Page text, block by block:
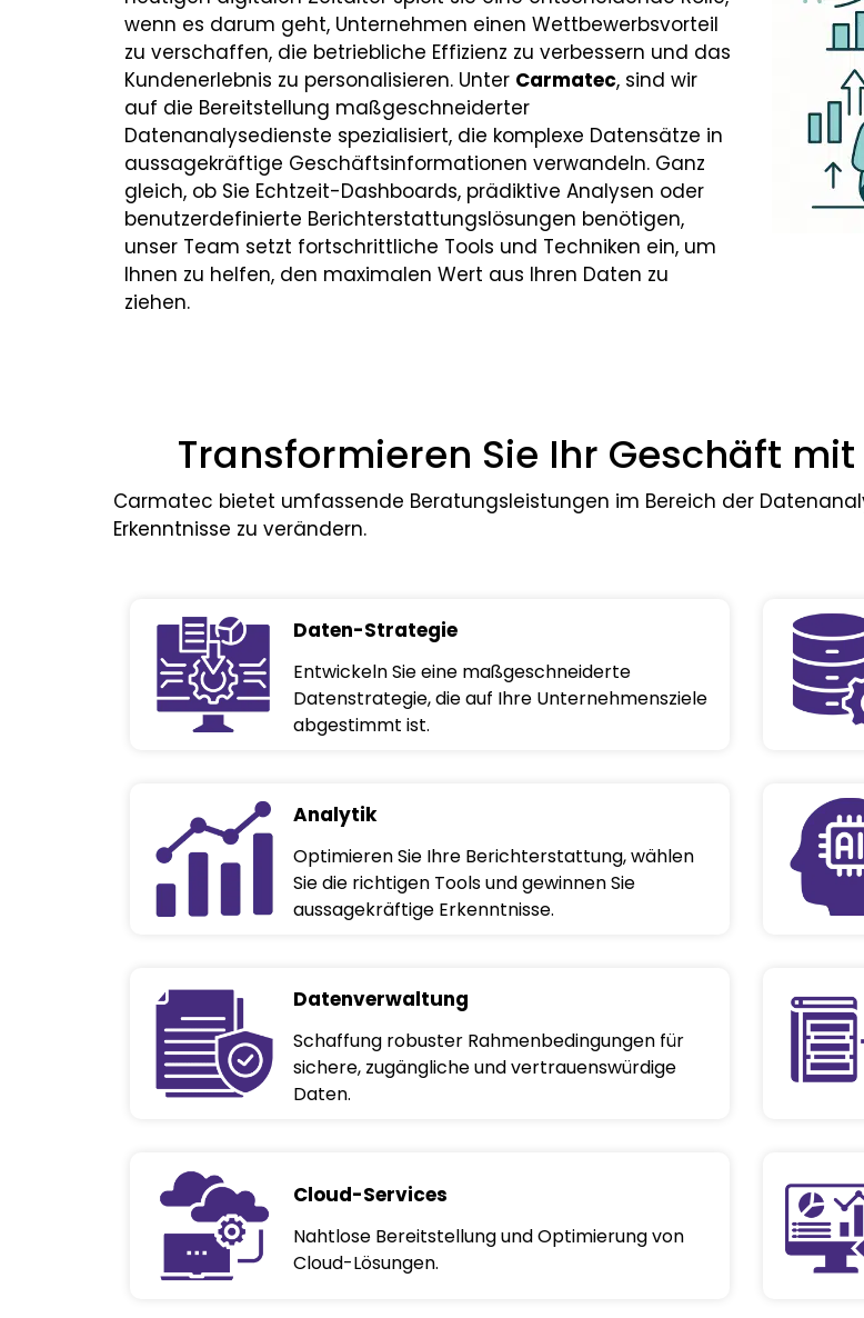
wenn es darum geht, Unternehmen einen Wettbewerbsvorteil
zu verschaffen, die betriebliche Effizienz zu verbessern und das
Kundenerlebnis zu personalisieren. Unter Carmatec, sind wir
auf die Bereitstellung maßgeschneiderter
Datenanalysedienste spezialisiert, die komplexe Datensätze in
aussagekräftige Geschäftsinformationen verwandeln. Ganz
gleich, ob Sie Echtzeit-Dashboards, prädiktive Analysen oder
benutzerdefinierte Berichterstattungslösungen benötigen,
unser Team setzt fortschrittliche Tools und Techniken ein, um
Ihnen zu helfen, den maximalen Wert aus Ihren Daten zu
ziehen.
Transformieren Sie Ihr Geschäft
Carmatec bietet umfassende Beratungsleistungen im Bereich der
Erkenntnisse zu verändern.
Daten-Strategie
Entwickeln Sie eine maßgeschneiderte
Datenstrategie, die auf Ihre Unternehmensziele
abgestimmt ist.
Analytik
Optimieren Sie Ihre Berichterstattung, wählen
Sie die richtigen Tools und gewinnen Sie
aussagekräftige Erkenntnisse.
Datenverwaltung
Schaffung robuster Rahmenbedingungen für
sichere, zugängliche und vertrauenswürdige
Daten.
Cloud-Services
Nahtlose Bereitstellung und Optimierung von
Cloud-Lösungen.